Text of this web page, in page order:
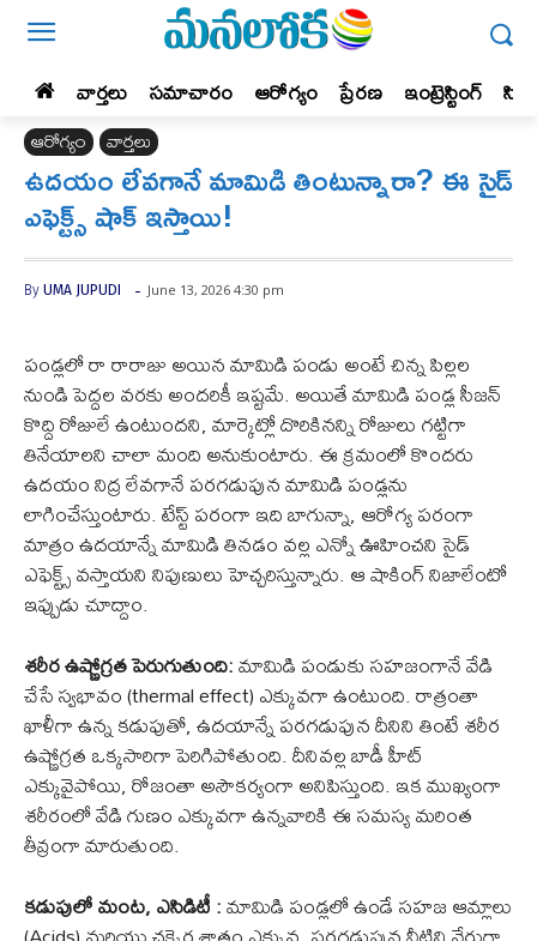
వార్తలు సమాచారం ఆరోగ్యం ప్రేర‌ణ‌ ఇంట్రెస్టింగ్‌
ఆరోగ్యం వార్తలు
ఉదయం లేవగానే మామిడి తింటున్నారా? ఈ సైడ్
ఎఫెక్ట్స్ షాక్ ఇస్తాయి!
By UMA JUPUDI - June 13, 2026 4:30 pm
పండ్లలో రా రారాజు అయిన మామిడి పండు అంటే చిన్న పిల్లల
నుండి పెద్దల వరకు అందరికీ ఇష్టమే. అయితే మామిడి పండ్ల సీజన్
కొద్ది రోజులే ఉంటుందని, మార్కెట్లో దొరికినన్ని రోజులు గట్టిగా
తినేయాలని చాలా మంది అనుకుంటారు. ఈ క్రమంలో కొందరు
ఉదయం నిద్ర లేవగానే పరగడుపున మామిడి పండ్లను
లాగించేస్తుంటారు. టేస్ట్ పరంగా ఇది బాగున్నా, ఆరోగ్య పరంగా
మాత్రం ఉదయాన్నే మామిడి తినడం వల్ల ఎన్నో ఊహించని సైడ్
ఎఫెక్ట్స్ వస్తాయని నిపుణులు హెచ్చరిస్తున్నారు. ఆ షాకింగ్ నిజాలేంటో
ఇప్పుడు చూద్దాం.
శరీర ఉష్ణోగ్రత పెరుగుతుంది:మామిడి పండుకు సహజంగానే వేడి
చేసే స్వభావం (thermal effect) ఎక్కువగా ఉంటుంది. రాత్రంతా
ఖాళీగా ఉన్న కడుపుతో, ఉదయాన్నే పరగడుపున దీనిని తింటే శరీర
ఉష్ణోగ్రత ఒక్కసారిగా పెరిగిపోతుంది. దీనివల్ల బాడీ హీట్
ఎక్కువైపోయి, రోజంతా అసౌకర్యంగా అనిపిస్తుంది. ఇక ముఖ్యంగా
శరీరంలో వేడి గుణం ఎక్కువగా ఉన్నవారికి ఈ సమస్య మరింత
తీవ్రంగా మారుతుంది.
కడుపులో మంట, ఎసిడిటీ :మామిడి పండ్లలో ఉండే సహజ ఆమ్లాలు